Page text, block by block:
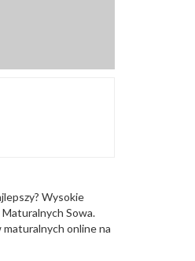
Wysokie
Sowa.
online na